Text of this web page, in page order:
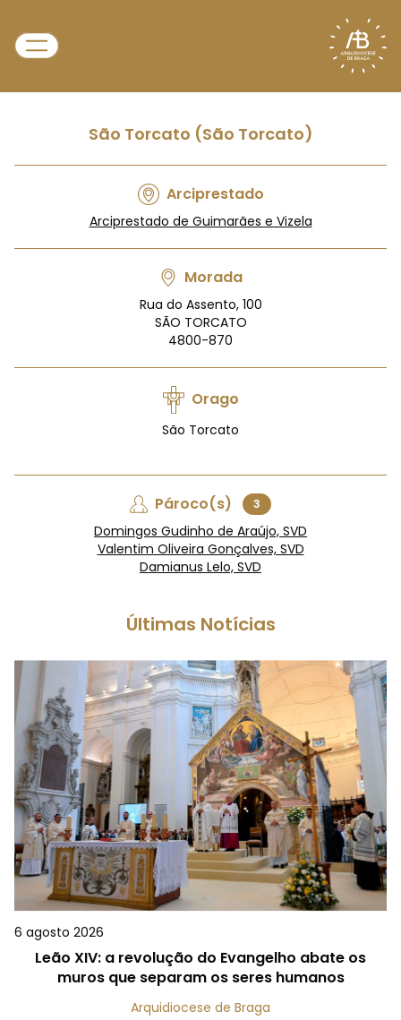
São Torcato (São Torcato)
Arciprestado
Arciprestado de Guimarães e Vizela
Morada
Rua do Assento, 100
SÃO TORCATO
4800-870
Orago
São Torcato
Pároco(s) 3
Domingos Gudinho de Araújo, SVD
Valentim Oliveira Gonçalves, SVD
Damianus Lelo, SVD
Últimas Notícias
6 agosto 2026
Leão XIV: a revolução do Evangelho abate os
muros que separam os seres humanos
Arquidiocese de Braga